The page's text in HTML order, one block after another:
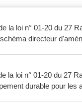
la loi n° 01-20 du 27
directeur
la loi n° 01-20 du 27
durable pour les